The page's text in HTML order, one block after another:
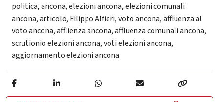
politica,ancona,elezioni ancona,elezioni comunali
ancona,articolo, Filippo Alfieri,voto ancona,affluenza al
voto ancona,afflienza ancona,affluenza comunali ancona,
scrutionio elezioni ancona,voti elezioni ancona,
aggiornamento elezioni ancona